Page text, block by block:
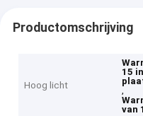
Productomschrijving
Hoog licht
15
,
van